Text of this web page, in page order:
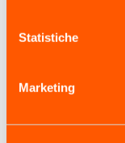
Statistiche
Marketing
Per
servizio di
vasta